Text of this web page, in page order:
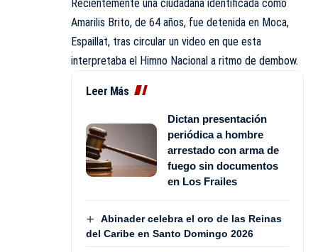
Recientemente una ciudadana identificada como
Amarilis Brito, de 64 años, fue detenida en Moca,
Espaillat, tras circular un video en que esta
interpretaba el Himno Nacional a ritmo de dembow.
Leer Más
Dictan presentación
periódica a hombre
arrestado con arma de
fuego sin documentos
en Los Frailes
Abinader celebra el oro de las Reinas
del Caribe en Santo Domingo 2026